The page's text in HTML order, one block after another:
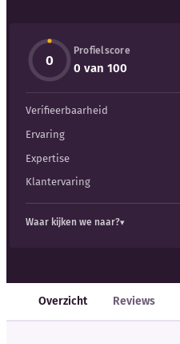
Externe bronnen
Woordenboek
Auteurs
0
Profielscore
0 van 100
Verifieerbaarheid
Ervaring
Expertise
Klantervaring
Waar kijken we naar?
Overzicht Reviews